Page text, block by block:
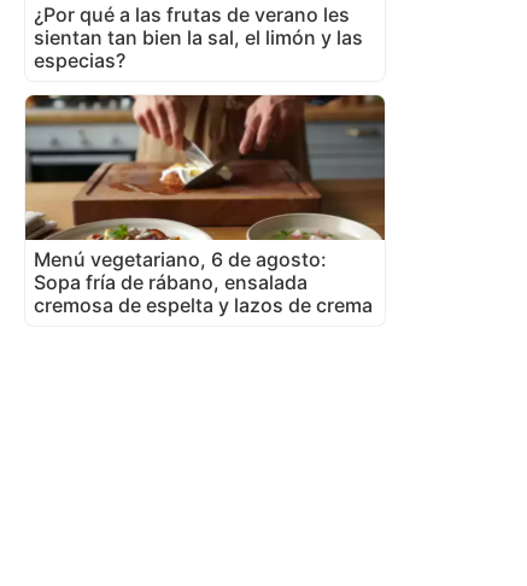
¿Por qué a las frutas de verano les
sientan tan bien la sal, el limón y las
especias?
Menú vegetariano, 6 de agosto:
Sopa fría de rábano, ensalada
cremosa de espelta y lazos de crema